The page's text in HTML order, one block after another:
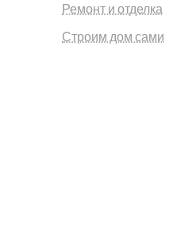
Ремонт и отделка
Строим дом сами